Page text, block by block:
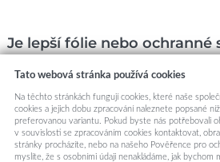
Je lepší fólie nebo ochranné
To nelze jednoznačně říci. Pokud
chrání displej pouze před poškrábáním,
Pokud budeme srovnávat HD Ultra
skly, budou jak cenově, tak funkčně,
Tato webová stránka používá cookies
Na těchto stránkách fungují cookies, které naše
cookies a jejich dobu zpracování naleznete popsané
preferovanou variantu. Pokud byste nás potřebovali
v souvislosti se zpracováním cookies kontaktovat,
stránky procházíte, nebo na našeho Pověřence pro
myslíte, že s osobními údaji nenakládáme, jak bychom